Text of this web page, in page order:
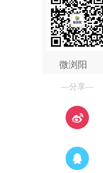
微浏阳
—分享—